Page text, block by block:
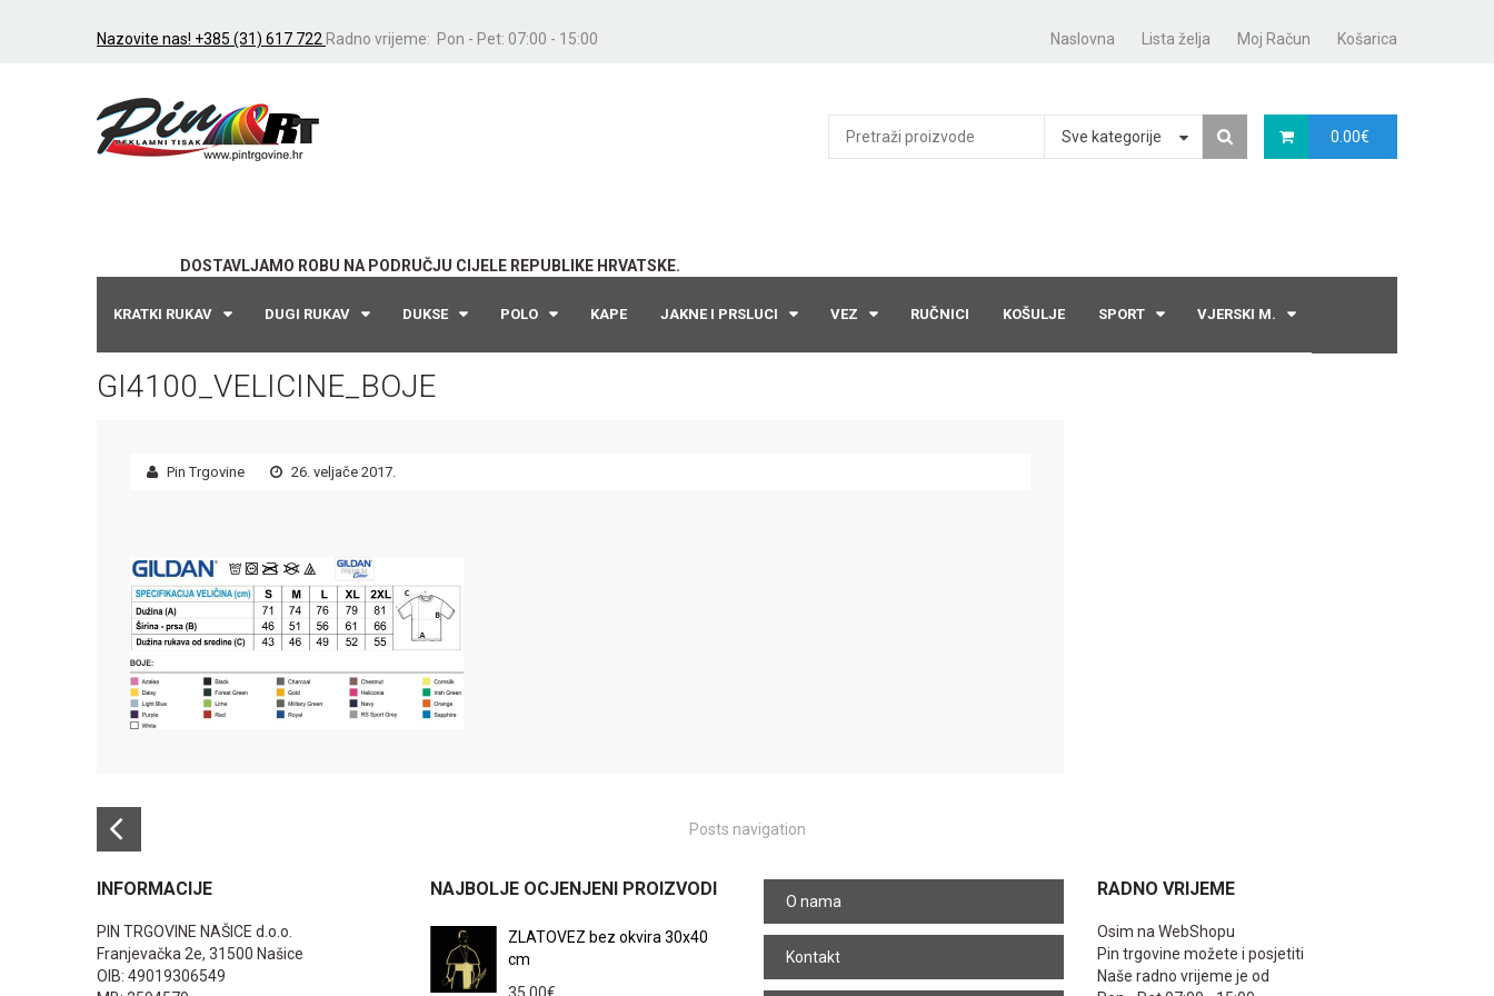
Nazovite nas! +385 (31) 617 722 Radno vrijeme: Pon - Pet: 07:00 - 15:00 Naslovna Lista želja Moj Račun Košarica
DOSTAVLJAMO ROBU NA PODRUČJU CIJELE REPUBLIKE HRVATSKE.
0.00€
Sve kategorije
KRATKI RUKAV DUGI RUKAV DUKSE POLO KAPE JAKNE I PRSLUCI VEZ RUČNICI KOŠULJE SPORT VJERSKI M.
GI4100_VELICINE_BOJE
Pin Trgovine 26. veljače 2017.
Posts navigation
INFORMACIJE
PIN TRGOVINE NAŠICE d.o.o.
Franjevačka 2e, 31500 Našice
OIB: 49019306549
NAJBOLJE OCJENJENI PROIZVODI
ZLATOVEZ bez okvira 30x40
cm
O nama
Kontakt
RADNO VRIJEME
Osim na WebShopu
Pin trgovine možete i posjetiti
Naše radno vrijeme je od